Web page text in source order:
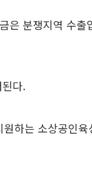
은 분쟁지역 수
다.
하는 소상공인